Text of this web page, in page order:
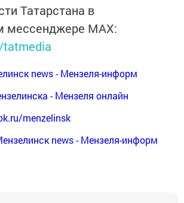
Татарстана в
мессенджере MАХ:
news - Мензеля-информ
- Мензеля онлайн
menzelinsk
news - Мензеля-информ